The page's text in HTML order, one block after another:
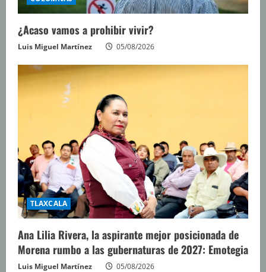
¿Acaso vamos a prohibir vivir?
Luis Miguel Martínez 05/08/2026
TLAXCALA
Ana Lilia Rivera, la aspirante mejor posicionada de
Morena rumbo a las gubernaturas de 2027: Emotegia
Luis Miguel Martínez 05/08/2026